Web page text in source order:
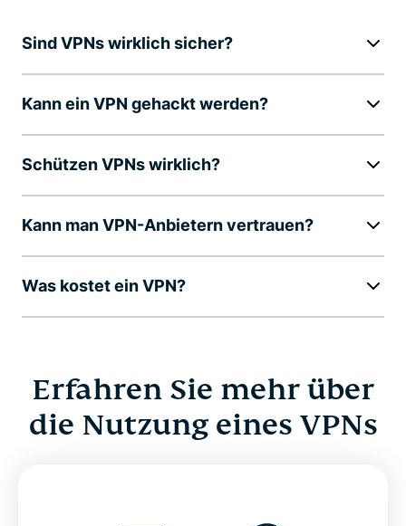
Sind VPNs wirklich sicher?
Kann ein VPN gehackt werden?
Schützen VPNs wirklich?
Kann man VPN-Anbietern vertrauen?
Was kostet ein VPN?
Erfahren Sie mehr über
die Nutzung eines VPNs